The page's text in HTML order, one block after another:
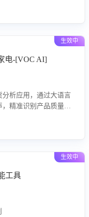
生效中
电-[VOC AI]
析应用，通过大语言
精准识别产品质量、
根本上降低退货率，
生效中
工具